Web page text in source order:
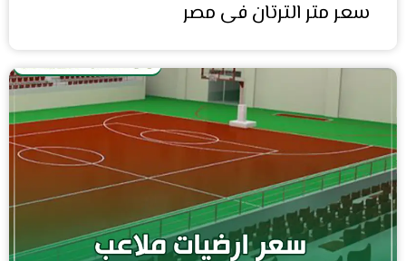
سعر متر الترتان فى مصر